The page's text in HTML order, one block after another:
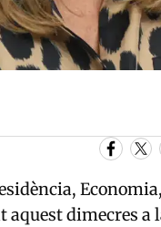
aquest dimecres a